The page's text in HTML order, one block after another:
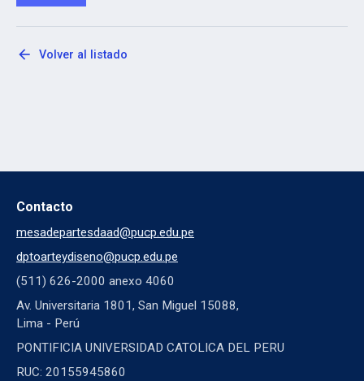
arrow_back Volver al listado
Contacto
mesadepartesdaad@pucp.edu.pe
dptoarteydiseno@pucp.edu.pe
(511) 626-2000 anexo 4060
Av. Universitaria 1801, San Miguel 15088,
Lima - Perú
PONTIFICIA UNIVERSIDAD CATOLICA DEL PERU
RUC: 20155945860